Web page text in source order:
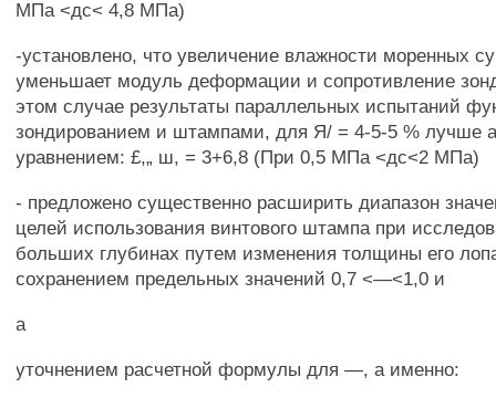
МПа <дс< 4,8 МПа)
-установлено, что увеличение влажности моренных
уменьшает модуль деформации и сопротивление
этом случае результаты параллельных испытаний
зондированием и штампами, для Я/ = 4-5-5 % лучше
уравнением: £,„ ш, = 3+6,8 (При 0,5 МПа <дс<2 МПа)
- предложено существенно расширить диапазон
целей использования винтового штампа при
больших глубинах путем изменения толщины его
сохранением предельных значений 0,7 <—<1,0 и
а
уточнением расчетной формулы для —, а именно: